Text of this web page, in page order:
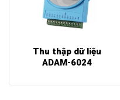
Thu thập dữ liệu
ADAM-6024